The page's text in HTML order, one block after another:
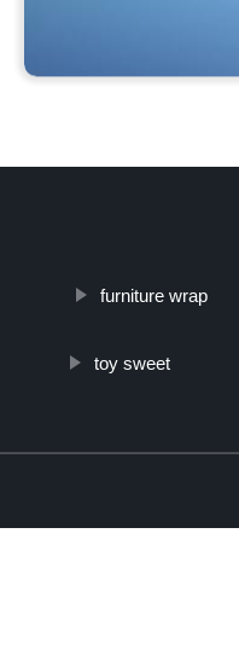
furniture wrap
toy sweet